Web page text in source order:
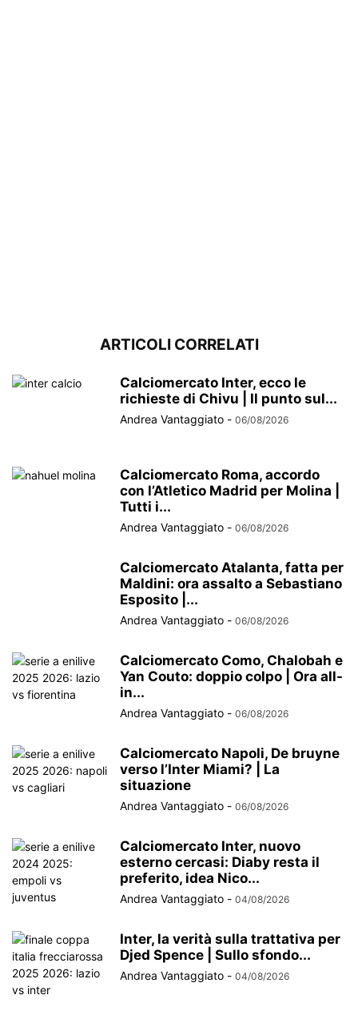
ARTICOLI CORRELATI
Calciomercato Inter, ecco le
richieste di Chivu | Il punto sul...
Andrea Vantaggiato - 06/08/2026
Calciomercato Roma, accordo
con l’Atletico Madrid per Molina |
Tutti i...
Andrea Vantaggiato - 06/08/2026
Calciomercato Atalanta, fatta per
Maldini: ora assalto a Sebastiano
Esposito |...
Andrea Vantaggiato - 06/08/2026
Calciomercato Como, Chalobah e
Yan Couto: doppio colpo | Ora all-
in...
Andrea Vantaggiato - 06/08/2026
Calciomercato Napoli, De bruyne
verso l’Inter Miami? | La
situazione
Andrea Vantaggiato - 06/08/2026
Calciomercato Inter, nuovo
esterno cercasi: Diaby resta il
preferito, idea Nico...
Andrea Vantaggiato - 04/08/2026
Inter, la verità sulla trattativa per
Djed Spence | Sullo sfondo...
Andrea Vantaggiato - 04/08/2026